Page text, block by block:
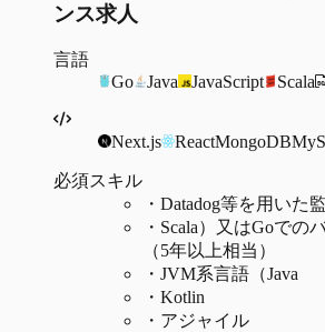
ンス求人
言語
Go
Java JavaScript Scala
Next.js ReactMongoDB
必須スキル
・ Datadog等を用いた
・ Scala）又はGoでの
（5年以上相当）
・ JVM系言語（Java
・ Kotlin
・ アジャイル